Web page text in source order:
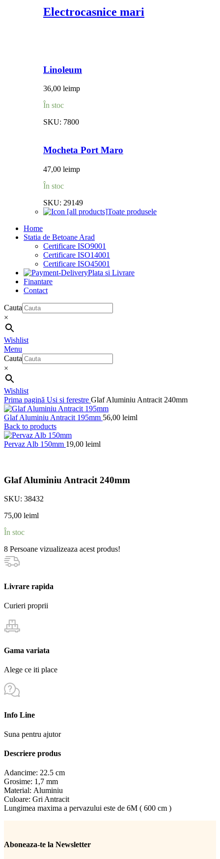
Electrocasnice mari
Linoleum
36,00 leimp
În stoc
SKU: 7800
Mocheta Port Maro
47,00 leimp
În stoc
SKU: 29149
Toate produsele
Home
Statia de Betoane Arad
Certificare ISO9001
Certificare ISO14001
Certificare ISO45001
Plata si Livrare
Finantare
Contact
Cauta
×
Wishlist
Menu
Cauta
×
Wishlist
Prima pagină Usi si ferestre Glaf Aluminiu Antracit 240mm
Glaf Aluminiu Antracit 195mm 56,00 leiml
Back to products
Pervaz Alb 150mm 19,00 leiml
Glaf Aluminiu Antracit 240mm
SKU: 38432
75,00 leiml
În stoc
8 Persoane vizualizeaza acest produs!
Livrare rapida
Curieri proprii
Gama variata
Alege ce iti place
Info Line
Suna pentru ajutor
Descriere produs
Adancime: 22.5 cm
Grosime: 1,7 mm
Material: Aluminiu
Culoare: Gri Antracit
Lungimea maxima a pervazului este de 6M ( 600 cm )
Aboneaza-te la Newsletter